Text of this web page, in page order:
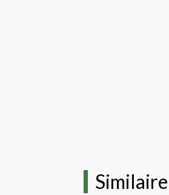
Similaire